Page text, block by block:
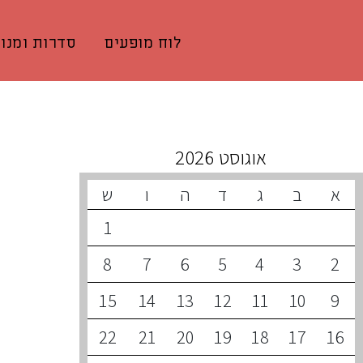
לוח מופעים סדרות
אוגוסט 2026
א ב ג ד ה ו
ש
1
2
3
4
5
6
7
8
9
10
11
12
13
14
15
16
17
18
19
20
21
22